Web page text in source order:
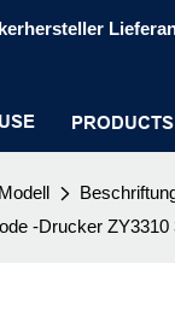
PRODUCTS
-Drucker